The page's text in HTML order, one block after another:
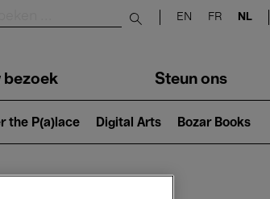
Submit search
EN FR NL
bezoek Steun ons
the P(a)lace Digital Arts Bozar Books